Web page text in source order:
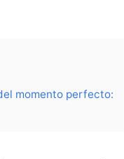
momento perfecto: